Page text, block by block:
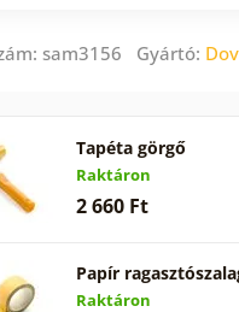
sam3156 Gyártó:
Tapéta görgő
Raktáron
2 660 Ft
Papír
Raktáron